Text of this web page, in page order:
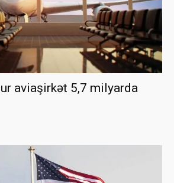
aviaşirkət 5,7 milyarda